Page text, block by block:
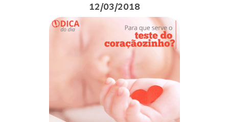
12/03/2018